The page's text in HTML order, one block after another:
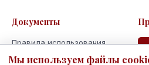
Документы
Правила использования
Политика
Мы используем файлы